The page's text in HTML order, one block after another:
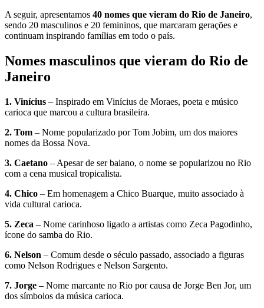
A seguir, apresentamos 40 nomes que vieram do Rio de Janeiro,
sendo 20 masculinos e 20 femininos, que marcaram gerações e
continuam inspirando famílias em todo o país.
Nomes masculinos que vieram do Rio de
Janeiro
1. Vinícius – Inspirado em Vinícius de Moraes, poeta e músico
carioca que marcou a cultura brasileira.
2. Tom – Nome popularizado por Tom Jobim, um dos maiores
nomes da Bossa Nova.
3. Caetano – Apesar de ser baiano, o nome se popularizou no Rio
com a cena musical tropicalista.
4. Chico – Em homenagem a Chico Buarque, muito associado à
vida cultural carioca.
5. Zeca – Nome carinhoso ligado a artistas como Zeca Pagodinho,
ícone do samba do Rio.
6. Nelson – Comum desde o século passado, associado a figuras
como Nelson Rodrigues e Nelson Sargento.
7. Jorge – Nome marcante no Rio por causa de Jorge Ben Jor, um
dos símbolos da música carioca.